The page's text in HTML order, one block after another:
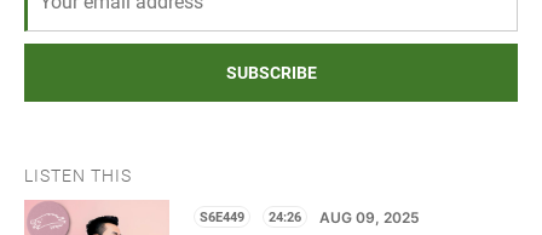
SUBSCRIBE
LISTEN THIS
S6E449 24:26 AUG 09, 2025